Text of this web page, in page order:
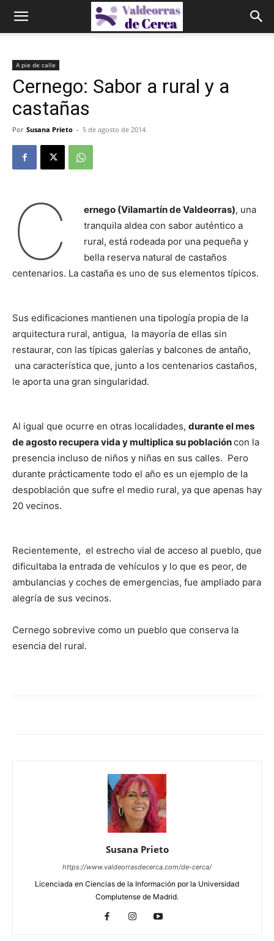
A pie de calle
Cernego: Sabor a rural y a
castañas
Por Susana Prieto - 5 de agosto de 2014
C ernego (Vilamartín de Valdeorras), una
tranquila aldea con sabor auténtico a
rural, está rodeada por una pequeña y
bella reserva natural de castaños
centenarios. La castaña es uno de sus elementos típicos.
Sus edificaciones mantienen una tipología propia de la
arquitectura rural, antigua, la mayoría de ellas sin
restaurar, con las típicas galerías y balcones de antaño,
una característica que, junto a los centenarios castaños,
le aporta una gran singularidad.
Al igual que ocurre en otras localidades, durante el mes
de agosto recupera vida y multiplica su poblacióncon la
presencia incluso de niños y niñas en sus calles. Pero
durante prácticamente todo el año es un ejemplo de la
despoblación que sufre el medio rural, ya que apenas hay
20 vecinos.
Recientemente, el estrecho vial de acceso al pueblo, que
dificultaba la entrada de vehículos y lo que es peor, de
ambulancias y coches de emergencias, fue ampliado para
alegría de sus vecinos.
Cernego sobrevive como un pueblo que conserva la
esencia del rural.
Susana Prieto
https://www.valdeorrasdecerca.com/de-cerca/
Licenciada en Ciencias de la Información por la Universidad
Complutense de Madrid.